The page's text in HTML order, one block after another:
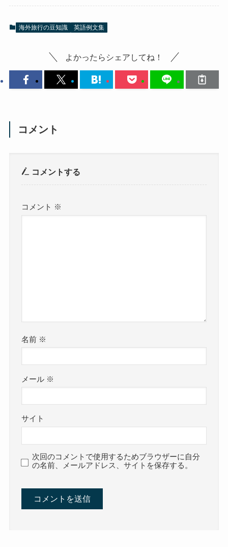
海外旅行の豆知識 英語例文集
よかったらシェアしてね！
コメント
コメントする
コメント ※
名前 ※
メール ※
サイト
次回のコメントで使用するためブラウザーに自分
の名前、メールアドレス、サイトを保存する。